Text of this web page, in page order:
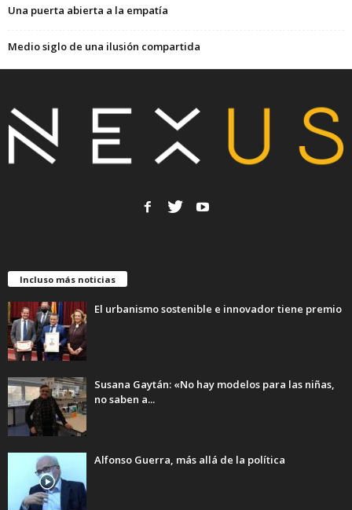
Una puerta abierta a la empatía
Medio siglo de una ilusión compartida
Incluso más noticias
El urbanismo sostenible e innovador tiene premio
Susana Gaytán: «No hay modelos para las niñas,
no saben a...
Alfonso Guerra, más allá de la política